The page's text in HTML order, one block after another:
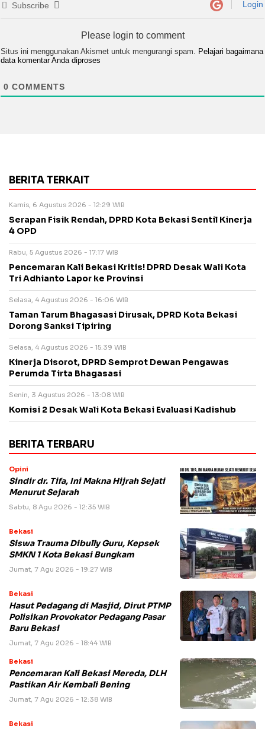
Subscribe Login
Please login to comment
Situs ini menggunakan Akismet untuk mengurangi spam. Pelajari bagaimana
data komentar Anda diproses
0 COMMENTS
BERITA TERKAIT
Kamis, 6 Agustus 2026 - 12:29 WIB
Serapan Fisik Rendah, DPRD Kota Bekasi Sentil Kinerja
4 OPD
Rabu, 5 Agustus 2026 - 17:17 WIB
Pencemaran Kali Bekasi Kritis! DPRD Desak Wali Kota
Tri Adhianto Lapor ke Provinsi
Selasa, 4 Agustus 2026 - 16:06 WIB
Taman Tarum Bhagasasi Dirusak, DPRD Kota Bekasi
Dorong Sanksi Tipiring
Selasa, 4 Agustus 2026 - 15:39 WIB
Kinerja Disorot, DPRD Semprot Dewan Pengawas
Perumda Tirta Bhagasasi
Senin, 3 Agustus 2026 - 13:08 WIB
Komisi 2 Desak Wali Kota Bekasi Evaluasi Kadishub
BERITA TERBARU
Opini
Sindir dr. Tifa, Ini Makna Hijrah Sejati
Menurut Sejarah
Sabtu, 8 Agu 2026 - 12:35 WIB
Bekasi
Siswa Trauma Dibully Guru, Kepsek
SMKN 1 Kota Bekasi Bungkam
Jumat, 7 Agu 2026 - 19:27 WIB
Bekasi
Hasut Pedagang di Masjid, Dirut PTMP
Polisikan Provokator Pedagang Pasar
Baru Bekasi
Jumat, 7 Agu 2026 - 18:44 WIB
Bekasi
Pencemaran Kali Bekasi Mereda, DLH
Pastikan Air Kembali Bening
Jumat, 7 Agu 2026 - 12:38 WIB
Bekasi